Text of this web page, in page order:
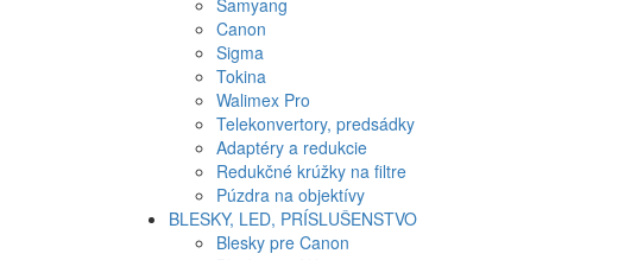
Samyang
Canon
Sigma
Tokina
Walimex Pro
Telekonvertory, predsádky
Adaptéry a redukcie
Redukčné krúžky na filtre
Púzdra na objektívy
BLESKY, LED, PRÍSLUŠENSTVO
Blesky pre Canon